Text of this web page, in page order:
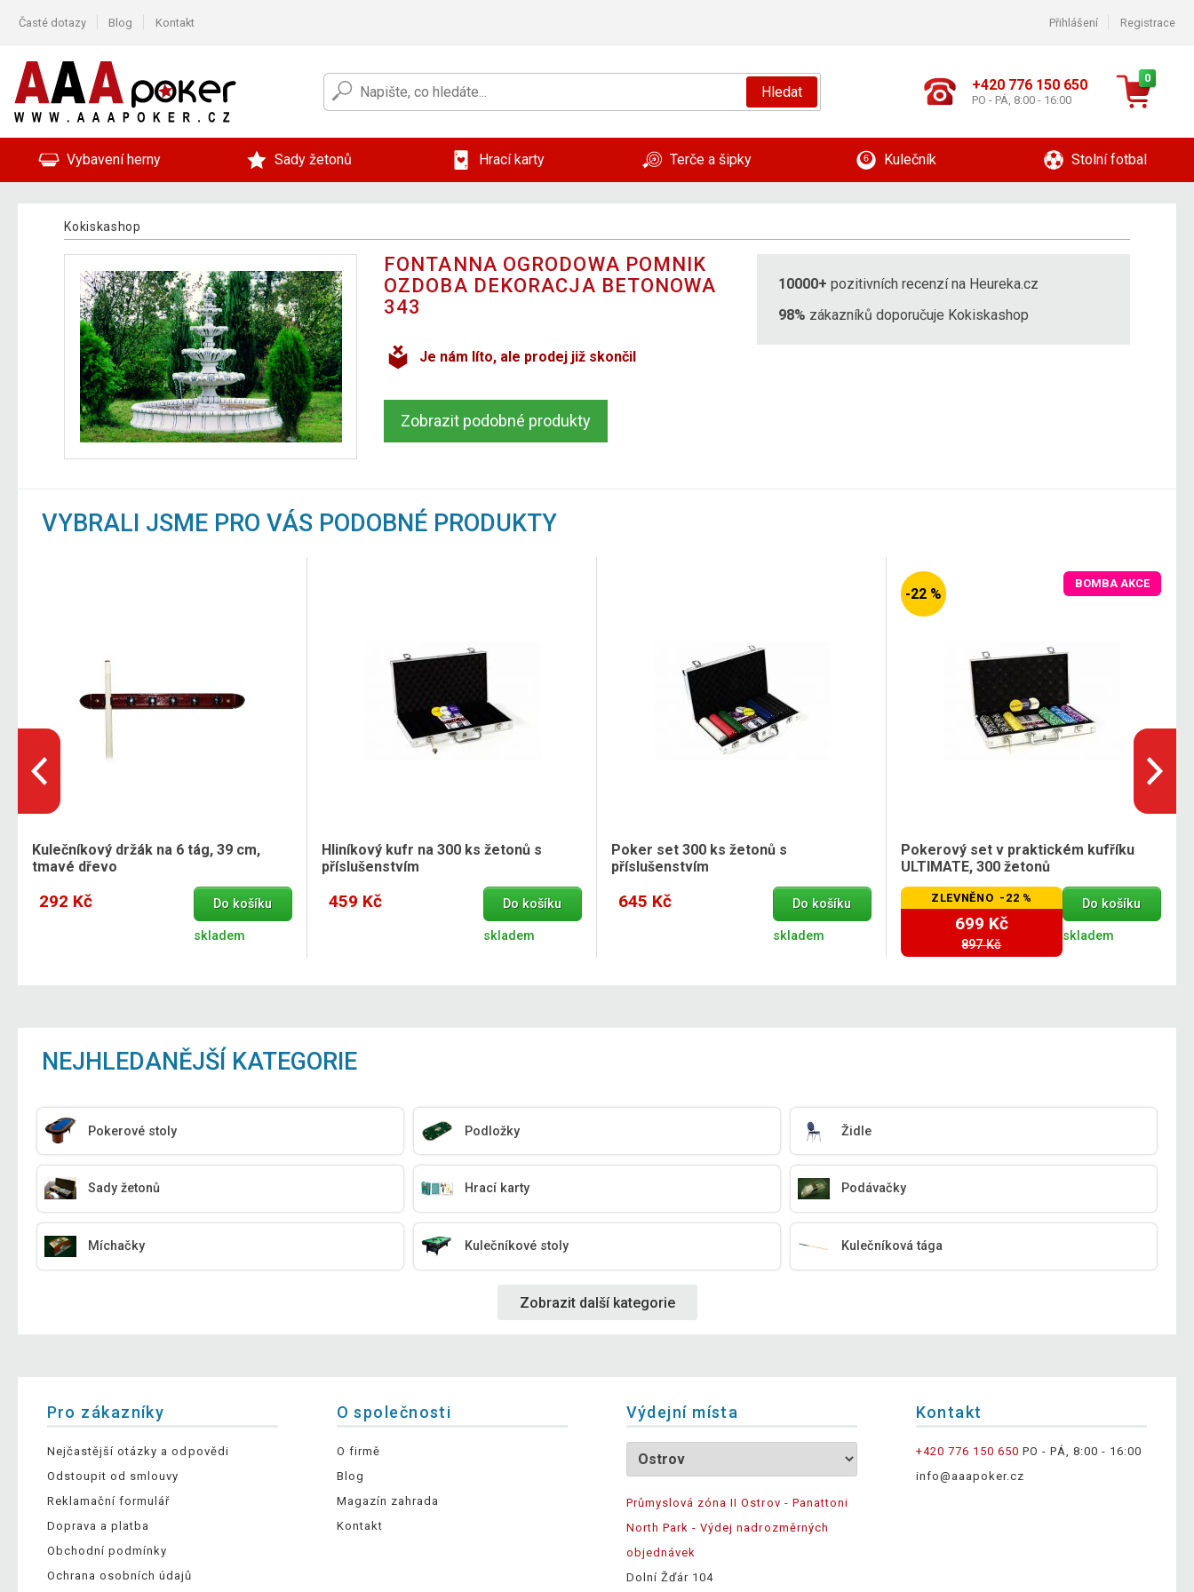
Časté dotazy Blog Kontakt Přihlášení Registrace
Hledat +420 776 150 650
PO - PÁ, 8:00 - 16:00
0
Vybavení herny Sady žetonů Hrací karty Terče a šipky Kulečník Stolní fotbal
Kokiskashop
FONTANNA OGRODOWA POMNIK
OZDOBA DEKORACJA BETONOWA
343
Je nám líto, ale prodej již skončil
Zobrazit podobné produkty
10000+ pozitivních recenzí na Heureka.cz
98% zákazníků doporučuje Kokiskashop
VYBRALI JSME PRO VÁS PODOBNÉ PRODUKTY
Kulečníkový držák na 6 tág, 39 cm,
tmavé dřevo
292 Kč Do košíku
skladem
Hliníkový kufr na 300 ks žetonů s
příslušenstvím
459 Kč Do košíku
skladem
Poker set 300 ks žetonů s
příslušenstvím
645 Kč Do košíku
skladem
-22 %
BOMBA AKCE
Pokerový set v praktickém kufříku
ULTIMATE, 300 žetonů
ZLEVNĚNO -22 %
699 Kč
897 Kč
Do košíku
skladem
NEJHLEDANĚJŠÍ KATEGORIE
Pokerové stoly Podložky Židle
Sady žetonů Hrací karty Podávačky
Míchačky Kulečníkové stoly Kulečníková tága
Zobrazit další kategorie
Pro zákazníky
Nejčastější otázky a odpovědi
Odstoupit od smlouvy
Reklamační formulář
Doprava a platba
Obchodní podmínky
Ochrana osobních údajů
O společnosti
O firmě
Blog
Magazín zahrada
Kontakt
Výdejní místa
Průmyslová zóna II Ostrov - Panattoni
North Park - Výdej nadrozměrných
objednávek
Dolní Žďár 104
Kontakt
+420 776 150 650 PO - PÁ, 8:00 - 16:00
info@aaapoker.cz